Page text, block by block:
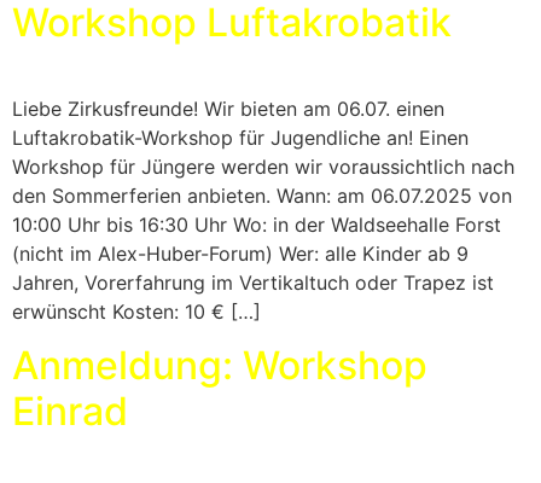
Workshop Luftakrobatik
Liebe Zirkusfreunde! Wir bieten am 06.07. einen
Luftakrobatik-Workshop für Jugendliche an! Einen
Workshop für Jüngere werden wir voraussichtlich nach
den Sommerferien anbieten. Wann: am 06.07.2025 von
10:00 Uhr bis 16:30 Uhr Wo: in der Waldseehalle Forst
(nicht im Alex-Huber-Forum) Wer: alle Kinder ab 9
Jahren, Vorerfahrung im Vertikaltuch oder Trapez ist
erwünscht Kosten: 10 € […]
Anmeldung: Workshop
Einrad